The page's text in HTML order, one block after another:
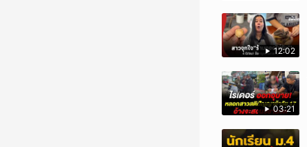
12:02
03:21